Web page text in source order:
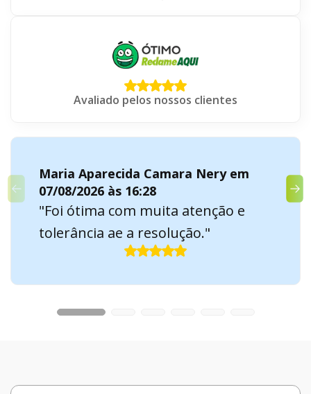
Avaliado pelos nossos clientes
Maria Aparecida Camara Nery em
07/08/2026 às 16:28
"Foi ótima com muita atenção e
tolerância ae a resolução."